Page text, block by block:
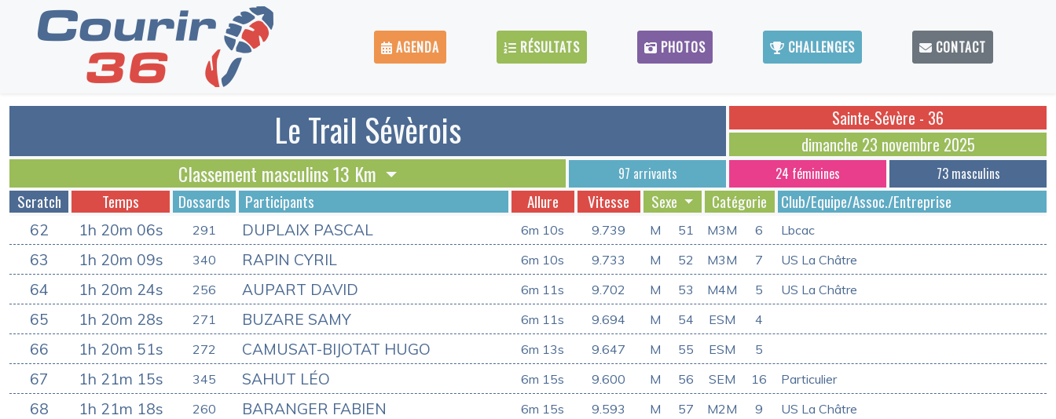
AGENDA RÉSULTATS PHOTOS CHALLENGES CONTACT
Le Trail Sévèrois dimanche 23 novembre 2025
Sainte-Sévère - 36
Classement masculins 13 Km 97 arrivants 24 féminines 73 masculins
Scratch Temps Dossards Participants Allure Vitesse Sexe Catégorie Club/Equipe/Assoc./Entreprise
62 1h 20m 06s 291 DUPLAIX PASCAL 6m 10s 9.739 M 51 M3M 6 Lbcac
63 1h 20m 09s 340 RAPIN CYRIL 6m 10s 9.733 M 52 M3M 7 US La Châtre
64 1h 20m 24s 256 AUPART DAVID 6m 11s 9.702 M 53 M4M 5 US La Châtre
65 1h 20m 28s 271 BUZARE SAMY 6m 11s 9.694 M 54 ESM 4
66 1h 20m 51s 272 CAMUSAT-BIJOTAT HUGO 6m 13s 9.647 M 55 ESM 5
67 1h 21m 15s 345 SAHUT LÉO 6m 15s 9.600 M 56 SEM 16 Particulier
68 1h 21m 18s 260 BARANGER FABIEN 6m 15s 9.593 M 57 M2M 9 US La Châtre